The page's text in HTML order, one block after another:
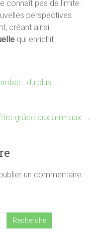
connaît pas de limite :
perspectives
créant ainsi
qui enrichit
: du plus
grâce aux animaux →
un commentaire.